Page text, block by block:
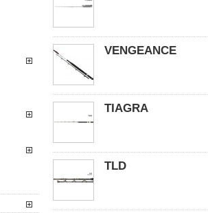
VENGEANCE
TIAGRA
TLD